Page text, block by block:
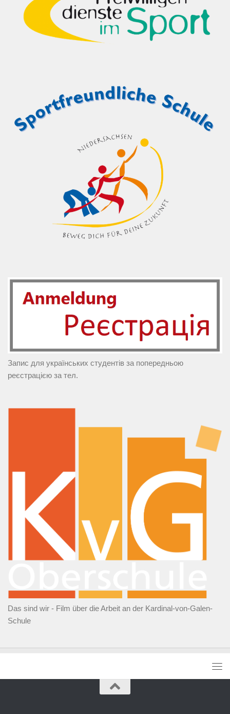
Запис для українських студентів за попередньою
реєстрацією за тел.
Das sind wir - Film über die Arbeit an der Kardinal-von-Galen-
Schule